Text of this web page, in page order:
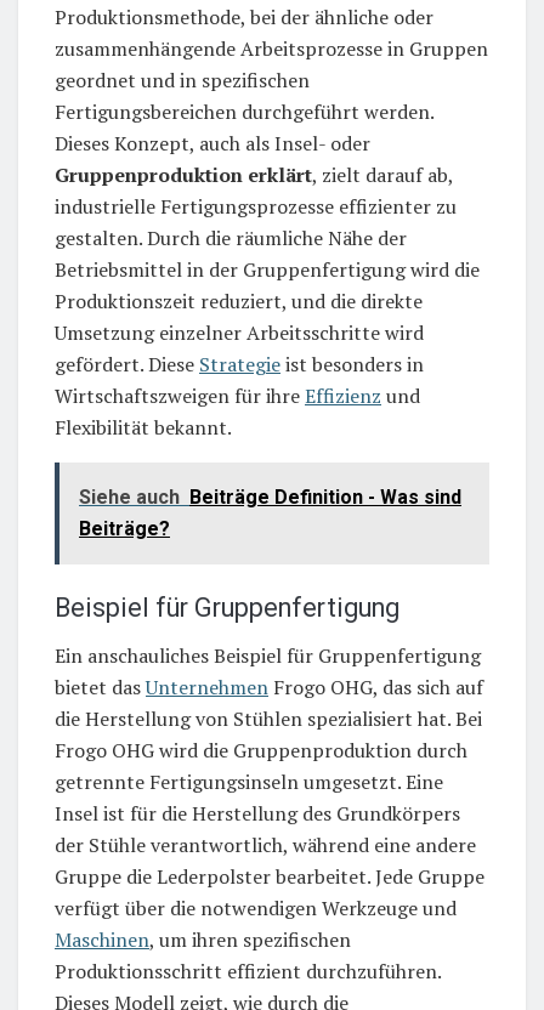
Produktionsmethode, bei der ähnliche oder
zusammenhängende Arbeitsprozesse in Gruppen
geordnet und in spezifischen
Fertigungsbereichen durchgeführt werden.
Dieses Konzept, auch als Insel- oder
Gruppenproduktion erklärt, zielt darauf ab,
industrielle Fertigungsprozesse effizienter zu
gestalten. Durch die räumliche Nähe der
Betriebsmittel in der Gruppenfertigung wird die
Produktionszeit reduziert, und die direkte
Umsetzung einzelner Arbeitsschritte wird
gefördert. Diese Strategieist besonders in
Wirtschaftszweigen für ihreEffizienz und
Flexibilität bekannt.
Siehe auch Beiträge Definition - Was sind
Beiträge?
Beispiel für Gruppenfertigung
Ein anschauliches Beispiel für Gruppenfertigung
bietet dasUnternehmen Frogo OHG, das sich auf
die Herstellung von Stühlen spezialisiert hat. Bei
Frogo OHG wird die Gruppenproduktion durch
getrennte Fertigungsinseln umgesetzt. Eine
Insel ist für die Herstellung des Grundkörpers
der Stühle verantwortlich, während eine andere
Gruppe die Lederpolster bearbeitet. Jede Gruppe
verfügt über die notwendigen Werkzeuge und
Maschinen, um ihren spezifischen
Produktionsschritt effizient durchzuführen.
Dieses Modell zeigt, wie durch die